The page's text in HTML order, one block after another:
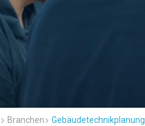
Branchen Gebäudetechnikplanung